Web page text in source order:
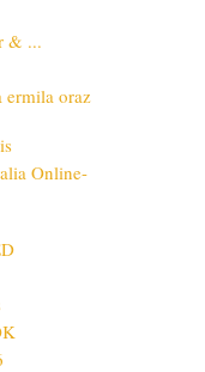
& ...
oraz
Online-